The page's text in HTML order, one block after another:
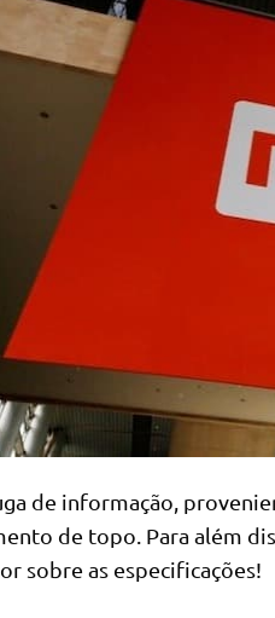
de informação,
de topo. Para além
sobre as especificações!